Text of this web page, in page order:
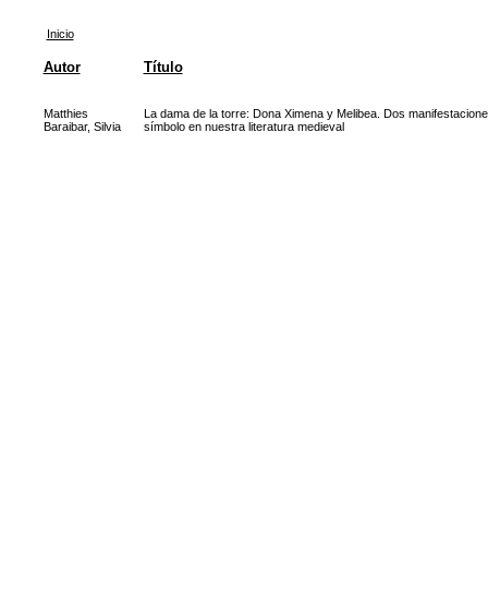
Inicio
Autor Título
Matthies
Baraibar, Silvia
La dama de la torre: Dona Ximena y Melibea. Dos
símbolo en nuestra literatura medieval